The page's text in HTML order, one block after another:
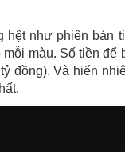
như phiên bản
màu. Số tiền
đồng). Và hiển